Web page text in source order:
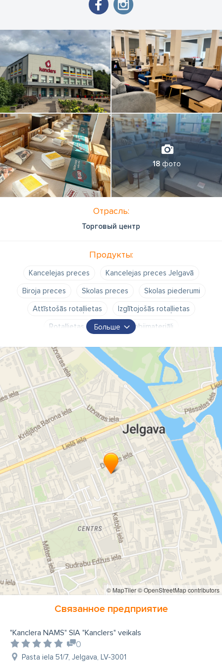
18 фото
Отрасль:
Торговый центр
Продукты:
Kancelejas preces
Kancelejas preces Jelgavā
Biroja preces
Skolas preces
Skolas piederumi
Attīstošās rotaļlietas
Izglītojošās rotaļlietas
Rotaļlietas bērniem
Hobijmateriāli
Rokdarbu piederumi
Mākslinieku piederumi
Zīmēšanas piederumi
Gleznošanas piederumi
Floristikas preces
Floristikas materiāli
Dzija
Dzijas
Dzija Jelgavā Mēbeles
Mēbeles Jelgavā
Matrači
Matrači Jelgavā
Velosipēdi
Velosipēdi Jelgavā
Velo rezerves daļas
Velosipēdu rezerves daļas
Velosipēdu aksesuāri
Trauki
Trauki Jelgavā Apģērbi
Sieviešu apģērbi
Somas
Dāvanas Dāvanu idejas
Suvenīri
Preces birojam
Preces skolai
Preces mājai
Veikals Jelgavā
Kanclers Kanclers Jelgava
Больше
© MapTiler© OpenStreetMap contributors
Связанное предприятие
"Kanclera NAMS" SIA "Kanclers" veikals
0
Pasta iela 51/7, Jelgava, LV-3001